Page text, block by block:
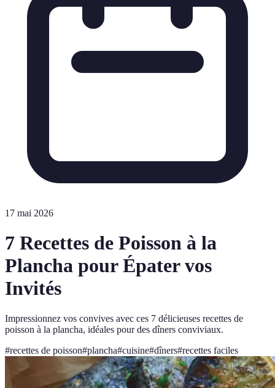
17 mai 2026
7 Recettes de Poisson à la
Plancha pour Épater vos
Invités
Impressionnez vos convives avec ces 7 délicieuses recettes de
poisson à la plancha, idéales pour des dîners conviviaux.
#recettes de poisson#plancha#cuisine#dîners#recettes faciles